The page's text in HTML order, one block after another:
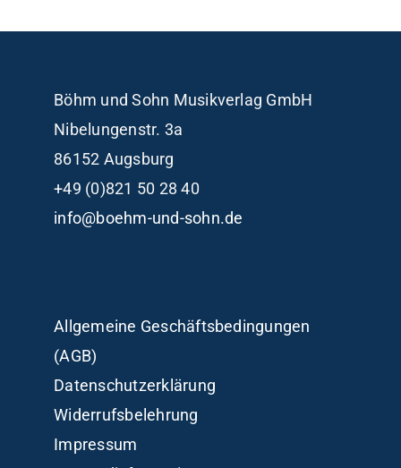
Böhm und Sohn Musikverlag GmbH
Nibelungenstr. 3a
86152 Augsburg
+49 (0)821 50 28 40
info@boehm-und-sohn.de
Allgemeine Geschäftsbedingungen
(AGB)
Datenschutzerklärung
Widerrufsbelehrung
Impressum